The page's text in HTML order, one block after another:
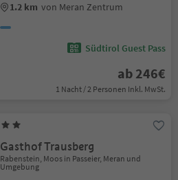
1.2 km von Meran Zentrum
Südtirol Guest Pass
ab 246€
1 Nacht / 2 Personen Inkl. MwSt.
Gasthof Trausberg
Rabenstein, Moos in Passeier, Meran und
Umgebung